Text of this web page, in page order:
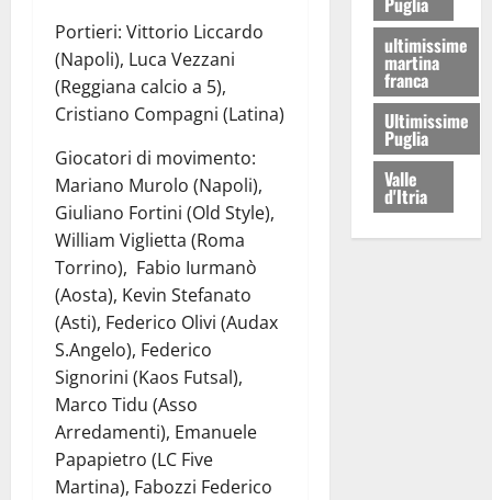
Portieri: Vittorio Liccardo
(Napoli), Luca Vezzani
(Reggiana calcio a 5),
Cristiano Compagni (Latina)
Giocatori di movimento:
Mariano Murolo (Napoli),
Giuliano Fortini (Old Style),
William Viglietta (Roma
Torrino), Fabio Iurmanò
(Aosta), Kevin Stefanato
(Asti), Federico Olivi (Audax
S.Angelo), Federico
Signorini (Kaos Futsal),
Marco Tidu (Asso
Arredamenti), Emanuele
Papapietro (LC Five
Martina), Fabozzi Federico
ultimissime
martina
franca
Ultimissime
Puglia
Valle
d'Itria